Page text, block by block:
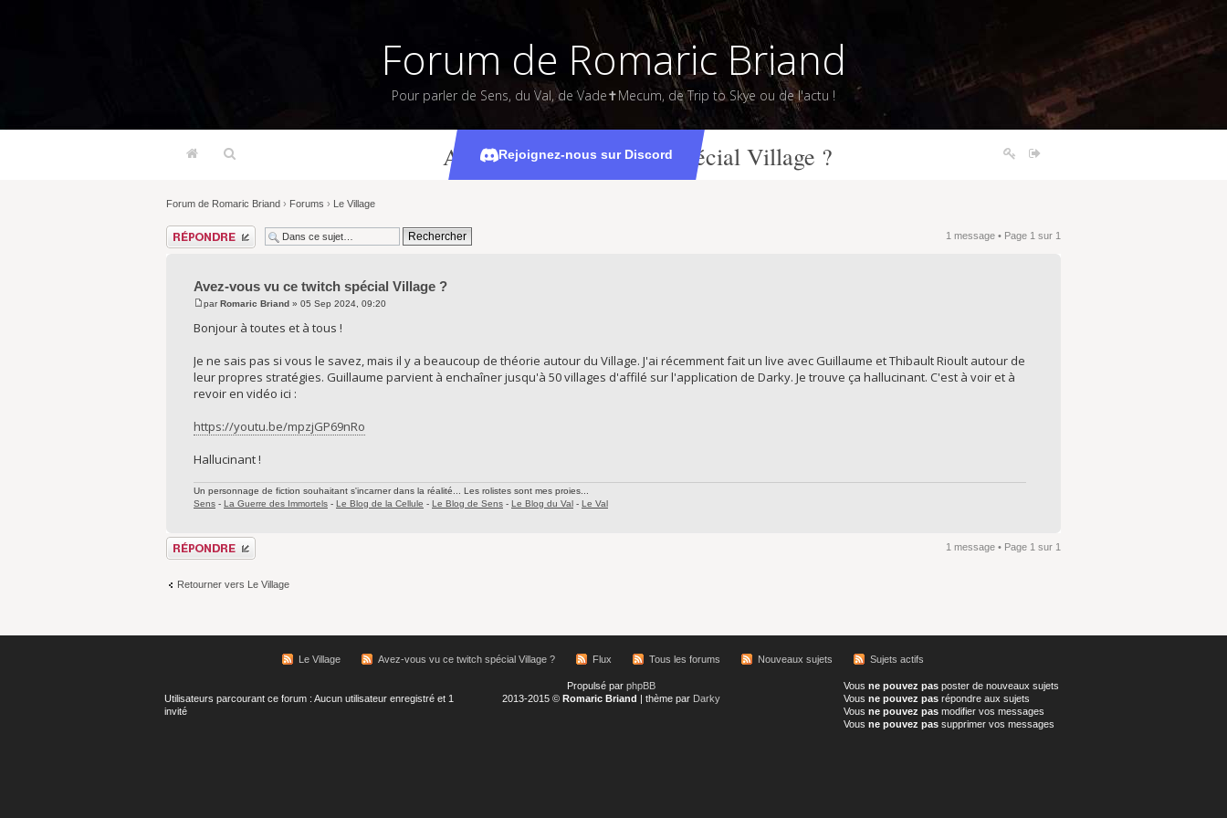
Forum de Romaric Briand
Pour parler de Sens, du Val, de Vade✝Mecum, de Trip to Skye ou de l'actu !
Rejoignez-nous sur Discord
Avez-vous vu ce twitch spécial Village ?
Forum de Romaric Briand › Forums › Le Village
Répondre 1 message • Page 1 sur 1
Avez-vous vu ce twitch spécial Village ?
parRomaric Briand » 05 Sep 2024, 09:20
Bonjour à toutes et à tous !
Je ne sais pas si vous le savez, mais il y a beaucoup de théorie autour du Village. J'ai récemment fait un live avec Guillaume et Thibault Rioult autour de
leur propres stratégies. Guillaume parvient à enchaîner jusqu'à 50 villages d'affilé sur l'application de Darky. Je trouve ça hallucinant. C'est à voir et à
revoir en vidéo ici :
https://youtu.be/mpzjGP69nRo
Hallucinant !
Un personnage de fiction souhaitant s'incarner dans la réalité... Les rolistes sont mes proies...
Sens - La Guerre des Immortels - Le Blog de la Cellule - Le Blog de Sens - Le Blog du Val - Le Val
Répondre 1 message • Page 1 sur 1
Retourner vers Le Village
Le Village Avez-vous vu ce twitch spécial Village ? Flux Tous les forums Nouveaux sujets Sujets actifs
Utilisateurs parcourant ce forum : Aucun utilisateur enregistré et 1
invité
Vous ne pouvez pasposter de nouveaux sujets
Vous ne pouvez pasrépondre aux sujets
Vous ne pouvez pasmodifier vos messages
Vous ne pouvez passupprimer vos messages
Propulsé par phpBB
2013-2015 © Romaric Briand | thème par Darky